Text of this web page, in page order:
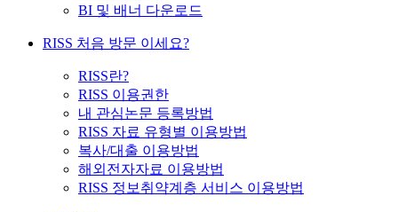
BI 및 배너 다운로드
RISS 처음 방문 이세요?
RISS란?
RISS 이용권한
내 관심논문 등록방법
RISS 자료 유형별 이용방법
복사/대출 이용방법
해외전자자료 이용방법
RISS 정보취약계층 서비스 이용방법